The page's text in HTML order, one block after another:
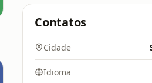
Contatos
Cidade
Idioma